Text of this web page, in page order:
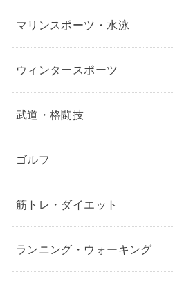
マリンスポーツ・水泳
ウィンタースポーツ
武道・格闘技
ゴルフ
筋トレ・ダイエット
ランニング・ウォーキング